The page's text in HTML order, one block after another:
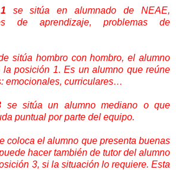
se sitúa en alumnado de NEAE,
de aprendizaje, problemas de
sitúa hombro con hombro, el alumno
la posición 1. Es un alumno que reúne
emocionales, curriculares…
se sitúa un alumno mediano o que
puntual por parte del equipo.
coloca el alumno que presenta buenas
hacer también de tutor del alumno
3, si la situación lo requiere. Esta